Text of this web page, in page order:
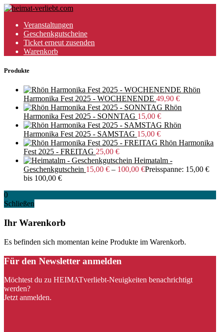
Veranstaltungen
Geschenkgutscheine
Ticket erneut zusenden
Warenkorb
Produkte
Rhön
Harmonika Fest 2025 - WOCHENENDE 49,90 €
Rhön
Harmonika Fest 2025 - SONNTAG 15,00 €
Rhön
Harmonika Fest 2025 - SAMSTAG 15,00 €
Rhön Harmonika
Fest 2025 - FREITAG 25,00 €
Heimatalm -
Geschenkgutschein 15,00 € – 100,00 €Preisspanne: 15,00 €
bis 100,00 €
0
Schließen
Ihr Warenkorb
Es befinden sich momentan keine Produkte im Warenkorb.
Für den Newsletter anmelden
Möchtest du zu HEIMATverliebt-Neuigkeiten benachrichtigt
werden?
Jetzt anmelden.